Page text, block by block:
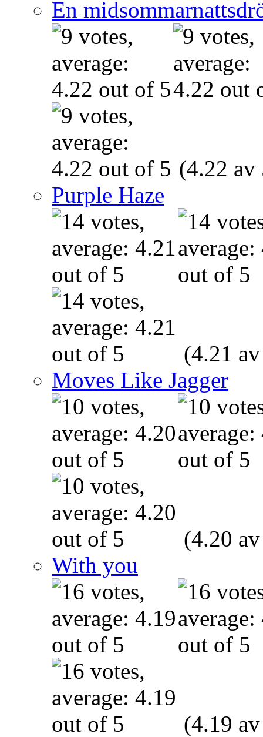
En
(4.22 av
Purple Haze
(4.21
Moves Like Jagger
(4.20
With you
(4.19